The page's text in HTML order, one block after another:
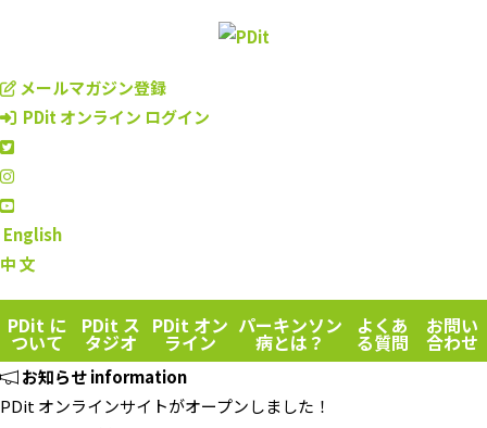
メールマガジン登録
PDit オンライン ログイン
English
中 文
PDit に
ついて
PDit ス
タジオ
PDit オン
ライン
パーキンソン
病とは？
よくあ
る質問
お問い
合わせ
お知らせinformation
PDit オンラインサイトがオープンしました！